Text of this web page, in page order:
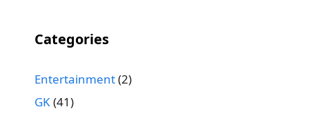
Categories
Entertainment(2)
GK(41)